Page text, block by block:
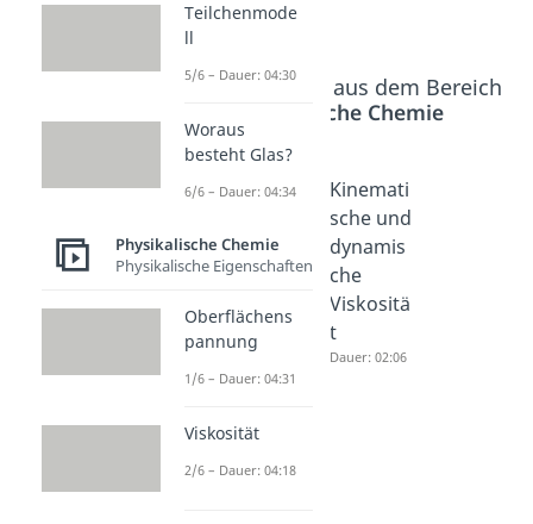
Beliebte Inhalte aus dem Bereich
Physikalische Chemie
Oberfläc
nung
Dauer: 04:31
Viskositä
Dauer: 04:18
Kinemati
sche und
dynamis
che
Viskositä
t
Dauer: 02:06
Teilchenmode
ll
5/6 – Dauer: 04:30
Woraus
besteht Glas?
6/6 – Dauer: 04:34
Physikalische Chemie
Physikalische Eigenschaften
Oberflächens
pannung
1/6 – Dauer: 04:31
Viskosität
2/6 – Dauer: 04:18